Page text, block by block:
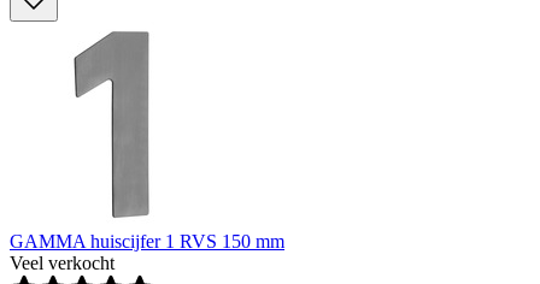
GAMMA huiscijfer 1 RVS 150 mm
Veel verkocht